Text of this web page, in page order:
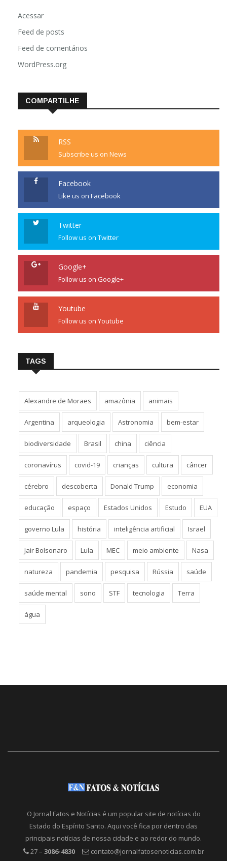
Acessar
Feed de posts
Feed de comentários
WordPress.org
COMPARTILHE
RSS
Subscribe us on News
Facebook
Like us on Facebook
Twitter
Follow us on Twitter
Google+
Follow us on Google+
Youtube
Follow us on Youtube
TAGS
Alexandre de Moraes amazônia animais
Argentina arqueologia Astronomia bem-estar
biodiversidade Brasil china ciência
coronavírus covid-19 crianças cultura câncer
cérebro descoberta Donald Trump economia
educação espaço Estados Unidos Estudo EUA
governo Lula história inteligência artificial Israel
Jair Bolsonaro Lula MEC meio ambiente Nasa
natureza pandemia pesquisa Rússia saúde
saúde mental sono STF tecnologia Terra
água
O Jornal Fatos e Notícias é um popular site de notícias do
Estado do Espírito Santo. Aqui você fica por dentro das
principais notícias de nossa cidade e ao redor do mundo.
27 – 3086-4830 contato@jornalfatosenoticias.com.br